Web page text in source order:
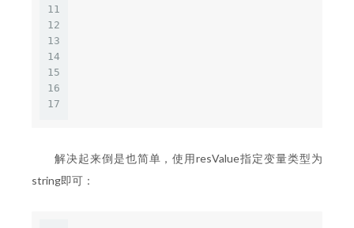
11
12
13
14
15
16
17
解决起来倒是也简单，使用resValue指定变量类型为
string即可：